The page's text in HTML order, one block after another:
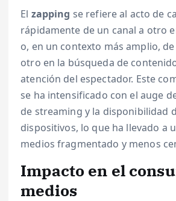
El zapping se refiere al acto de
rápidamente de un canal a otro
o, en un contexto más amplio,
otro en la búsqueda de
atención del espectador. Este
se ha intensificado con el auge
de streaming y la disponibilidad
dispositivos, lo que ha llevado a
medios fragmentado y menos
Impacto en el
medios